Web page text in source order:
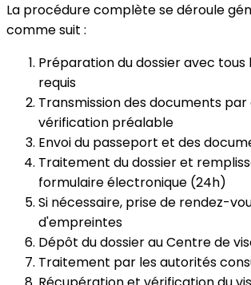
La procédure complète se déroule
comme suit :
Préparation du dossier avec
requis
Transmission des documents
vérification préalable
Envoi du passeport et des
Traitement du dossier et
formulaire électronique (24h)
Si nécessaire, prise de rendez-
d'empreintes
Dépôt du dossier au Centre de
Traitement par les autorités